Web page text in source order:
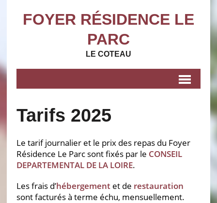
FOYER RÉSIDENCE LE
PARC
LE COTEAU
Tarifs 2025
Le tarif journalier et le prix des repas du Foyer
Résidence Le Parc sont fixés par le CONSEIL
DEPARTEMENTAL DE LA LOIRE.
Les frais d’hébergementet de restauration
sont facturés à terme échu, mensuellement.